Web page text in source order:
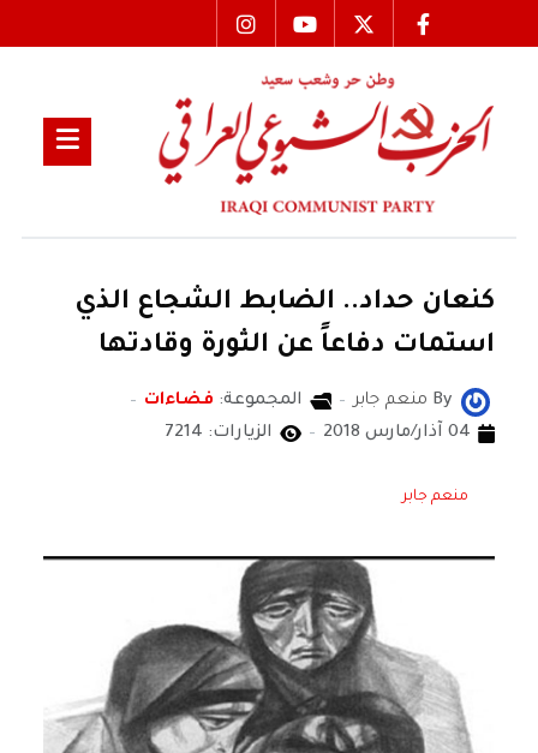
كنعان حداد.. الضابط الشجاع الذي
استمات دفاعاً عن الثورة وقادتها
By منعم جابر المجموعة: فضاءات
04 آذار/مارس 2018
الزيارات: 7214
منعم جابر